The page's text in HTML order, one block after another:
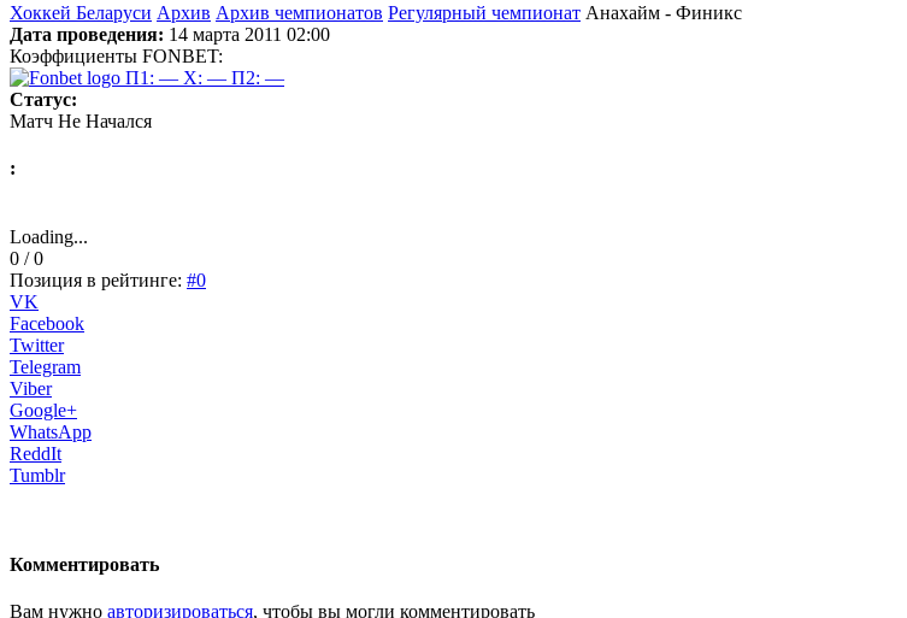
Хоккей Беларуси Архив Архив чемпионатов Регулярный чемпионат Анахайм - Финикс
Дата проведения: 14 марта 2011 02:00
Коэффициенты FONBET:
П1: — X: — П2: —
Статус:
Матч Не Начался
:
Loading...
0 / 0
Позиция в рейтинге: #0
VK
Facebook
Twitter
Telegram
Viber
Google+
WhatsApp
ReddIt
Tumblr
Комментировать
Вам нужно авторизироваться, чтобы вы могли комментировать